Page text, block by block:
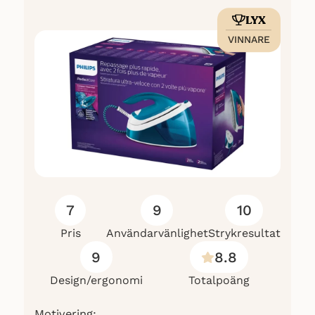
LYX
VINNARE
7
Pris
9
Användarvänlighet
10
Strykresultat
9
Design/ergonomi
8.8
Totalpoäng